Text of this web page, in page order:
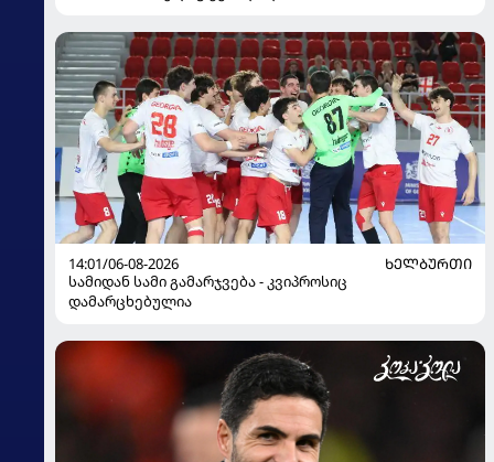
14:01/06-08-2026
ᲮᲔᲚᲑᲣᲠᲗᲘ
სამიდან სამი გამარჯვება - კვიპროსიც
დამარცხებულია